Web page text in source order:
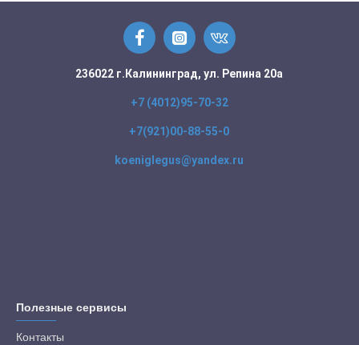
236022 г.Калининград, ул. Репина 20а
+7 (4012)95-70-32
+7(921)00-88-55-0
koeniglegus@yandex.ru
Полезные сервисы
Контакты